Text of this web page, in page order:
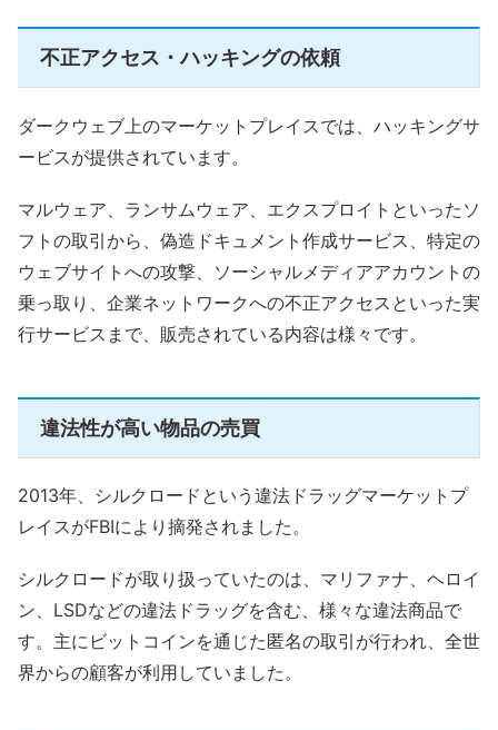
不正アクセス・ハッキングの依頼
ダークウェブ上のマーケットプレイスでは、ハッキングサ
ービスが提供されています。
マルウェア、ランサムウェア、エクスプロイトといったソ
フトの取引から、偽造ドキュメント作成サービス、特定の
ウェブサイトへの攻撃、ソーシャルメディアアカウントの
乗っ取り、企業ネットワークへの不正アクセスといった実
行サービスまで、販売されている内容は様々です。
違法性が高い物品の売買
2013年、シルクロードという違法ドラッグマーケットプ
レイスがFBIにより摘発されました。
シルクロードが取り扱っていたのは、マリファナ、ヘロイ
ン、LSDなどの違法ドラッグを含む、様々な違法商品で
す。主にビットコインを通じた匿名の取引が行われ、全世
界からの顧客が利用していました。